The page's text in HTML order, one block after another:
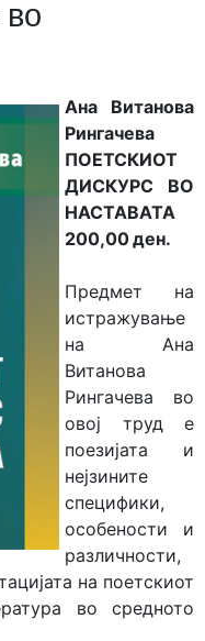
во
Ана Витанова
Рингачева
ПОЕТСКИОТ
ДИСКУРС ВО
НАСТАВАТА
200,00 ден.
Предмет на
истражување
на Ана
Витанова
Рингачева во
овој труд е
поезијата и
нејзините
специфики,
особености и
различности,
на поетскиот
во средното